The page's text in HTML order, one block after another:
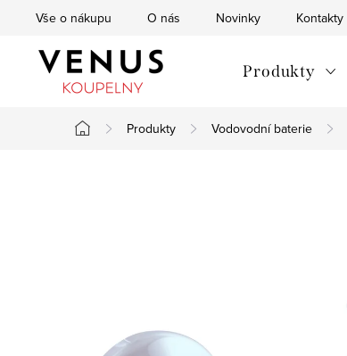
Vše o nákupu O nás Novinky Kontakty
Produkty
Domů
Produkty Vodovodní baterie